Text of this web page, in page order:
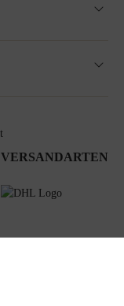
VERSANDARTEN